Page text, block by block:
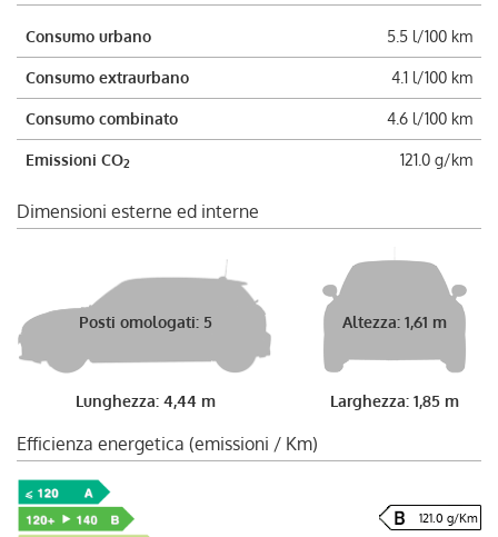
Consumo urbano 5.5 l/100 km
Consumo extraurbano 4.1 l/100 km
Consumo combinato 4.6 l/100 km
Emissioni CO2 121.0 g/km
Dimensioni esterne ed interne
Posti omologati: 5
Lunghezza: 4,44 m
Altezza: 1,61 m
Larghezza: 1,85 m
Efficienza energetica (emissioni / Km)
121.0 g/Km